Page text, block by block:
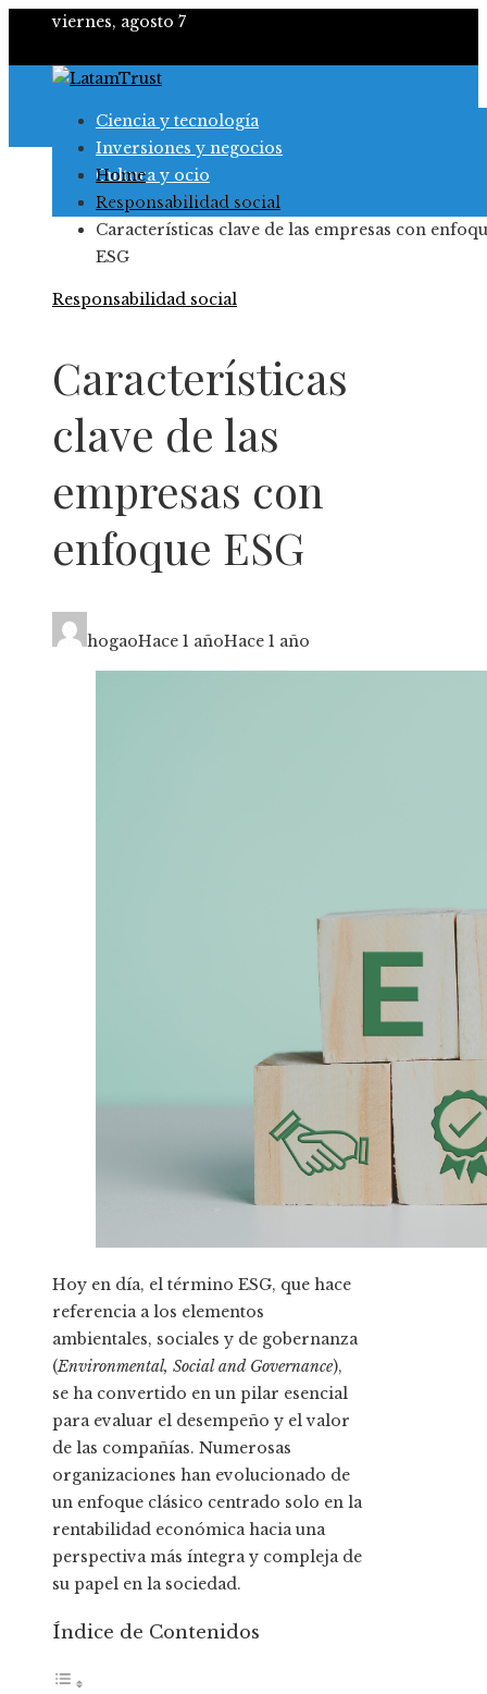
viernes, agosto 7
Ciencia y tecnología
Inversiones y negocios
Cultura y ocio
Responsabilidad social
Home
Responsabilidad social
Características clave de las empresas con
ESG
Responsabilidad social
Características
clave de las
empresas con
enfoque ESG
hogaoHace 1 añoHace 1 año
Hoy en día, el término ESG, que hace
referencia a los elementos
ambientales, sociales y de gobernanza
(Environmental, Social and Governance),
se ha convertido en un pilar esencial
para evaluar el desempeño y el valor
de las compañías. Numerosas
organizaciones han evolucionado de
un enfoque clásico centrado solo en la
rentabilidad económica hacia una
perspectiva más íntegra y compleja de
su papel en la sociedad.
Índice de Contenidos